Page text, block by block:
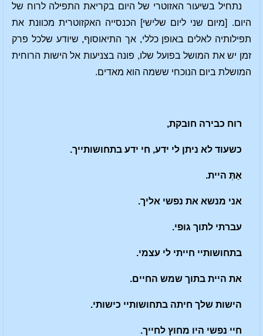
נתחיל בשיעור האזוטרי של היום בקריאת התפילה לרוח של
היום. [מיום שני ליום שלישי] הכנסייה האקזוטרית מכוונת את
תפילותיה לאלים באופן כללי, אך התיאוסוף, שיודע שלכל פרק
זמן יש את המושל בפועל שלו, פונה בצניעות אל הישות הרוחית
המושלת ביום הנוכחי ששמה הוא מאדים.
רוח כבירה חובקת,
כשעוד לא ניתן לי ידע, חי ידע בתחושותייך.
אַתְּ היית.
אני מנשא את נפשי אליך.
עברתי לתוך גופי.
בתחושותיי חייתי לי עצמי.
את היית בתוך שמש החיים.
הישות שלך חיתה בתחושותיי כישותי.
חיי נפשי היו מחוץ לחייך.